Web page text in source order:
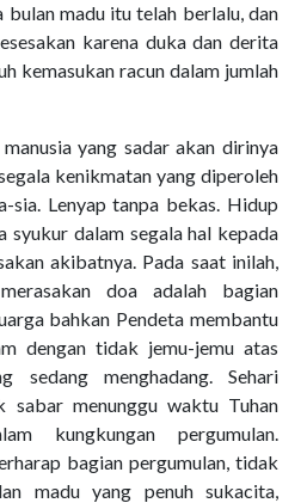
bulan madu itu telah berlalu, dan
karena duka dan derita
kemasukan racun dalam jumlah
yang sadar akan dirinya
kenikmatan yang diperoleh
sia. Lenyap tanpa bekas. Hidup
syukur dalam segala hal kepada
akibatnya. Pada saat inilah,
doa adalah bagian
bahkan Pendeta membantu
dengan tidak jemu-jemu atas
sedang menghadang. Sehari
sabar menunggu waktu Tuhan
kungkungan pergumulan.
bagian pergumulan, tidak
madu yang penuh sukacita,